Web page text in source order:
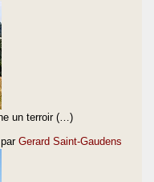
un terroir (…)
, par Gerard Saint-Gaudens